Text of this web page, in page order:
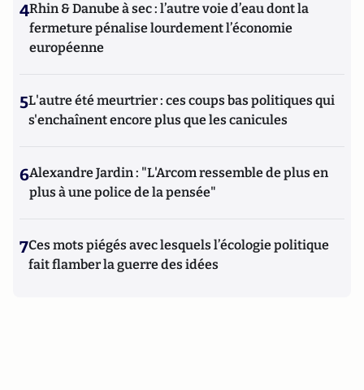
4Rhin & Danube à sec : l’autre voie d’eau dont la
fermeture pénalise lourdement l’économie
européenne
5L'autre été meurtrier : ces coups bas politiques qui
s'enchaînent encore plus que les canicules
6Alexandre Jardin : "L'Arcom ressemble de plus en
plus à une police de la pensée"
7Ces mots piégés avec lesquels l’écologie politique
fait flamber la guerre des idées